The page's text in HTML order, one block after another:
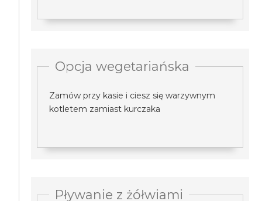
Opcja wegetariańska
Zamów przy kasie i ciesz się warzywnym
kotletem zamiast kurczaka
Pływanie z żółwiami